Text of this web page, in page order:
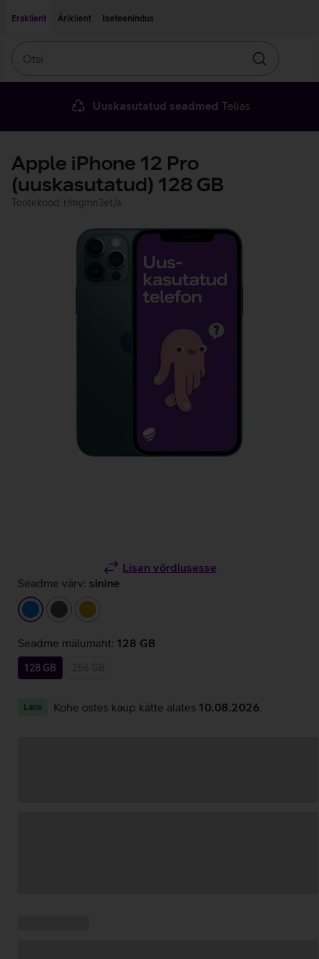
Eraklient
Äriklient Iseteenindus
Otsin
Uuskasutatud seadmed Telias
Apple iPhone 12 Pro
(uuskasutatud) 128 GB
Tootekood: r/mgmn3et/a
Lisan võrdlusesse
Seadme värv: sinine
sinine
tumehallkuldne
Seadme mälumaht: 128 GB
128 GB
Laos Kohe ostes kaup kätte alates 10.08.2026